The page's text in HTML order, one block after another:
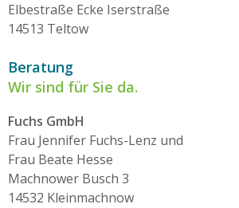
Elbestraße Ecke Iserstraße
14513 Teltow
Beratung
Wir sind für Sie da.
Fuchs GmbH
Frau Jennifer Fuchs-Lenz und
Frau Beate Hesse
Machnower Busch 3
14532 Kleinmachnow